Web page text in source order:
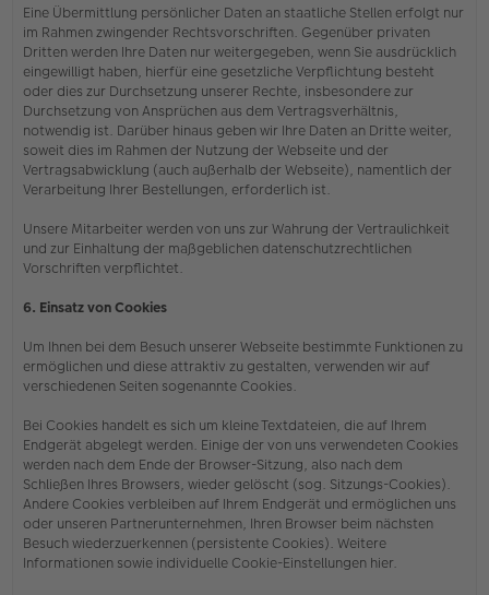
Eine Übermittlung persönlicher Daten an staatliche Stellen erfolgt nur
im Rahmen zwingender Rechtsvorschriften. Gegenüber privaten
Dritten werden Ihre Daten nur weitergegeben, wenn Sie ausdrücklich
eingewilligt haben, hierfür eine gesetzliche Verpflichtung besteht
oder dies zur Durchsetzung unserer Rechte, insbesondere zur
Durchsetzung von Ansprüchen aus dem Vertragsverhältnis,
notwendig ist. Darüber hinaus geben wir Ihre Daten an Dritte weiter,
soweit dies im Rahmen der Nutzung der Webseite und der
Vertragsabwicklung (auch außerhalb der Webseite), namentlich der
Verarbeitung Ihrer Bestellungen, erforderlich ist.
Unsere Mitarbeiter werden von uns zur Wahrung der Vertraulichkeit
und zur Einhaltung der maßgeblichen datenschutzrechtlichen
Vorschriften verpflichtet.
6. Einsatz von Cookies
Um Ihnen bei dem Besuch unserer Webseite bestimmte Funktionen zu
ermöglichen und diese attraktiv zu gestalten, verwenden wir auf
verschiedenen Seiten sogenannte Cookies.
Bei Cookies handelt es sich um kleine Textdateien, die auf Ihrem
Endgerät abgelegt werden. Einige der von uns verwendeten Cookies
werden nach dem Ende der Browser-Sitzung, also nach dem
Schließen Ihres Browsers, wieder gelöscht (sog. Sitzungs-Cookies).
Andere Cookies verbleiben auf Ihrem Endgerät und ermöglichen uns
oder unseren Partnerunternehmen, Ihren Browser beim nächsten
Besuch wiederzuerkennen (persistente Cookies). Weitere
Informationen sowie individuelle Cookie-Einstellungen hier.